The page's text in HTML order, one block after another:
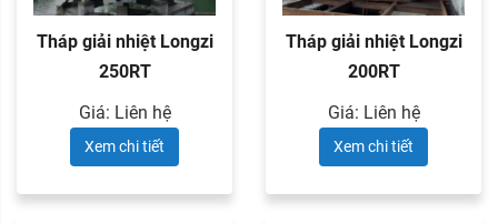
Tháp giải nhiệt Longzi
250RT
Giá: Liên hệ
Xem chi tiết
Tháp giải nhiệt Longzi
200RT
Giá: Liên hệ
Xem chi tiết